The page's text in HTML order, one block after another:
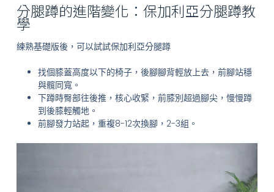
分腿蹲的進階變化：保加利亞分腿蹲教
學
練熟基礎版後，可以試試保加利亞分腿蹲
找個膝蓋高度以下的椅子，後腳腳背輕放上去，前腳站穩
與髖同寬。
下蹲時臀部往後推，核心收緊，前膝別超過腳尖，慢慢蹲
到後膝輕觸地。
前腳發力站起，重複8-12次換腳，2-3組。